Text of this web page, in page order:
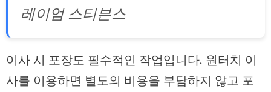
레이엄 스티븐스
이사 시 포장도 필수적인 작업입니다. 원터치 이
사를 이용하면 별도의 비용을 부담하지 않고 포